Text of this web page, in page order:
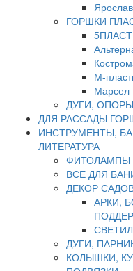
ГОРШКИ
5ПЛАСТ
М-
Марсел
ДУГИ, ОПОРЫ
ДЛЯ РАССАДЫ
ИНСТРУМЕНТЫ,
ЛИТЕРАТУРА
ФИТОЛАМПЫ
ВСЕ ДЛЯ
ДЕКОР
АРКИ,
ДУГИ,
КОЛЫШКИ,